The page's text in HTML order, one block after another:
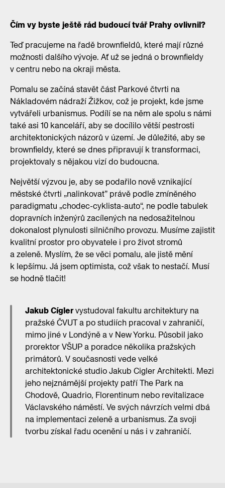
Čím vy byste ještě rád budoucí tvář Prahy ovlivnil?
Teď pracujeme na řadě brownfieldů, které mají různé
možnosti dalšího vývoje. Ať už se jedná o brownfieldy
v centru nebo na okraji města.
Pomalu se začíná stavět část Parkové čtvrti na
Nákladovém nádraží Žižkov, což je projekt, kde jsme
vytvářeli urbanismus. Podílí se na něm ale spolu s námi
také asi 10 kanceláří, aby se docílilo větší pestrosti
architektonických názorů v území. Je důležité, aby se
brownfieldy, které se dnes připravují k transformaci,
projektovaly s nějakou vizí do budoucna.
Největší výzvou je, aby se podařilo nově vznikající
městské čtvrti „nalinkovat” právě podle zmíněného
paradigmatu „chodec-cyklista-auto“, ne podle tabulek
dopravních inženýrů zacílených na nedosažitelnou
dokonalost plynulosti silničního provozu. Musíme zajistit
kvalitní prostor pro obyvatele i pro život stromů
a zeleně. Myslím, že se věci pomalu, ale jistě mění
k lepšímu. Já jsem optimista, což však to nestačí. Musí
se hodně tlačit!
Jakub Cíglervystudoval fakultu architektury na
pražské ČVUT a po studiích pracoval v zahraničí,
mimo jiné v Londýně a v New Yorku. Působil jako
prorektor VŠUP a poradce několika pražských
primátorů. V současnosti vede velké
architektonické studio Jakub Cigler Architekti. Mezi
jeho nejznámější projekty patří The Park na
Chodově, Quadrio, Florentinum nebo revitalizace
Václavského náměstí. Ve svých návrzích velmi dbá
na implementaci zeleně a urbanismus. Za svoji
tvorbu získal řadu ocenění u nás i v zahraničí.